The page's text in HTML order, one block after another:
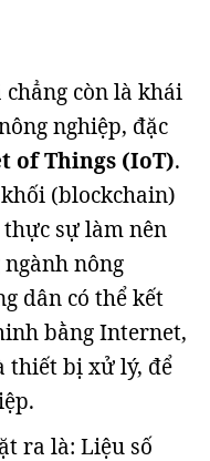
chẳng còn là khái
nghiệp, đặc
of Things (IoT).
(blockchain)
sự làm nên
nông
dân có thể kết
bằng Internet,
thiết bị xử lý, để
ra là: Liệu số